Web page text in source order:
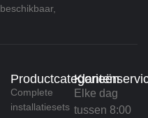
beschikbaar,
Productcategorieën
Complete
installatiesets
Elke dag
tussen 8:00